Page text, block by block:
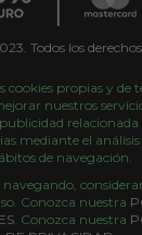
Añadir al carrito
Todos los derechos
cookies propias y de
nuestros
relacionada
mediante el análisis
de navegación.
Conozca nuestra
. Conozca nuestra